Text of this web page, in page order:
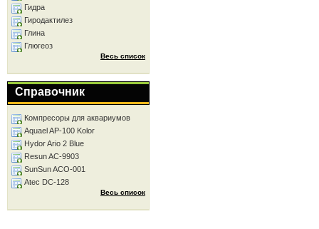
Гидра
Гиродактилез
Глина
Глюгеоз
Весь список
Справочник
Компресоры для аквариумов
Aquael AP-100 Kolor
Hydor Ario 2 Blue
Resun AC-9903
SunSun ACO-001
Atec DC-128
Весь список